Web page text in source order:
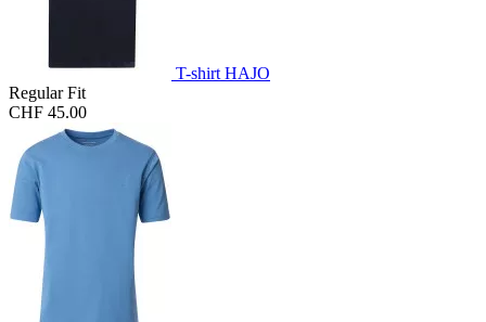
T-shirt HAJO
Regular Fit
CHF 45.00